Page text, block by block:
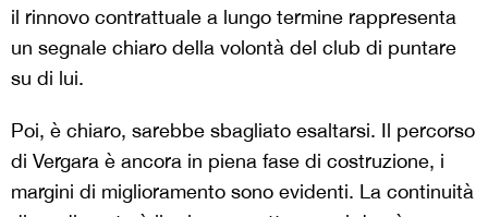
il rinnovo contrattuale a lungo termine rappresenta
un segnale chiaro della volontà del club di puntare
su di lui.
Poi, è chiaro, sarebbe sbagliato esaltarsi. Il percorso
di Vergara è ancora in piena fase di costruzione, i
margini di miglioramento sono evidenti. La continuità